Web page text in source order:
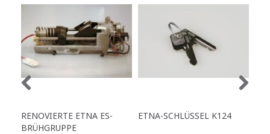
RENOVIERTE ETNA ES-
BRÜHGRUPPE
ETNA-SCHLÜSSEL K124